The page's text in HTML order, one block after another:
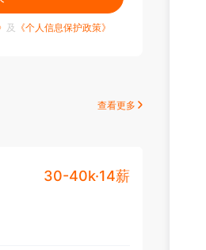
及 《个人信息保护政策》
查看更多
30-40k·14薪